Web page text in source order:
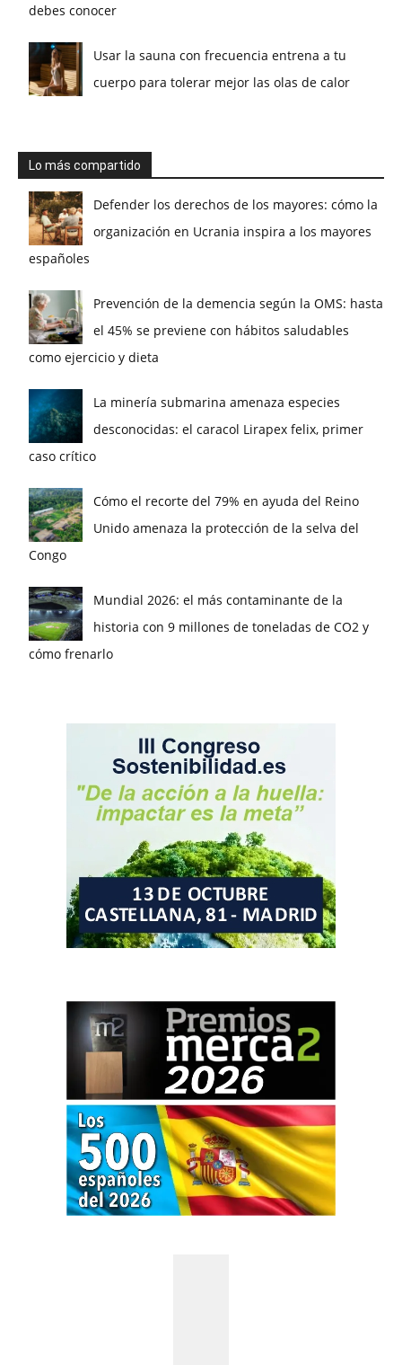
debes conocer
Usar la sauna con frecuencia entrena a tu
cuerpo para tolerar mejor las olas de calor
Lo más compartido
Defender los derechos de los mayores: cómo la
organización en Ucrania inspira a los mayores
españoles
Prevención de la demencia según la OMS: hasta
el 45% se previene con hábitos saludables
como ejercicio y dieta
La minería submarina amenaza especies
desconocidas: el caracol Lirapex felix, primer
caso crítico
Cómo el recorte del 79% en ayuda del Reino
Unido amenaza la protección de la selva del
Congo
Mundial 2026: el más contaminante de la
historia con 9 millones de toneladas de CO2 y
cómo frenarlo